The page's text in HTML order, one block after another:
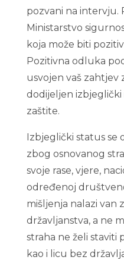
pozvani na intervju.
Ministarstvo
koja može biti
Pozitivna odluka
usvojen vaš zahtjev
dodijeljen izbjeglički
zaštite.
Izbjeglički status se
zbog osnovanog
svoje rase, vjere,
određenoj
mišljenja nalazi van
državljanstva, a ne
straha ne želi staviti
kao i licu bez